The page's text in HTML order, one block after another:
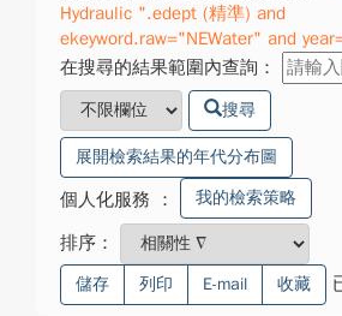
Hydraulic ".edept (精準) and
ekeyword.raw="NEWater" and
在搜尋的結果範圍內查詢：
搜尋
展開檢索結果的年代分布圖
個人化服務 ： 我的檢索策略
排序：
儲存 列印 E-mail 收藏